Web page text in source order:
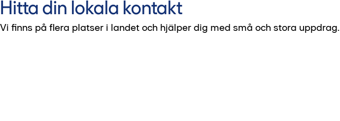
Hitta din lokala kontakt
Vi finns på flera platser i landet och hjälper dig med små och stora uppdrag.